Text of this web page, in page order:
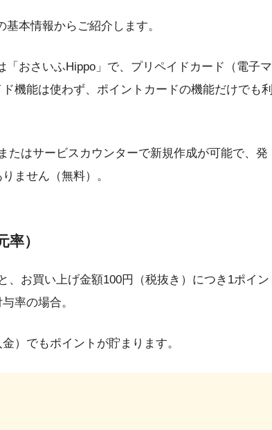
本情報からご紹介します。
おさいふHippo」で、プリペイドカード（電子マ
機能は使わず、ポイントカードの機能だけでも利
たはサービスカウンターで新規作成が可能で、発
ません（無料）。
）
、お買い上げ金額100円（税抜き）につき1ポイン
率の場合。
）でもポイントが貯まります。